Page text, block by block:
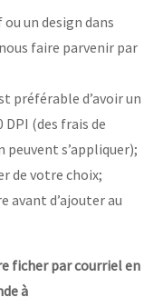
un design dans
nous faire parvenir par
préférable d’avoir un
(des frais de
s’appliquer);
de votre choix;
avant d’ajouter au
ficher par courriel en
à